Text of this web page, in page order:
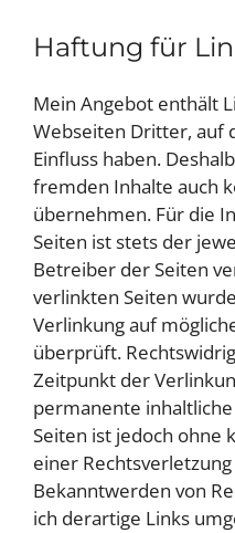
Haftung für
Mein Angebot enthält
Webseiten Dritter, auf
Einfluss haben.
fremden Inhalte auch
übernehmen. Für die
Seiten ist stets der
Betreiber der Seiten
verlinkten Seiten
Verlinkung auf
überprüft.
Zeitpunkt der
permanente
Seiten ist jedoch ohne
einer
Bekanntwerden von
ich derartige Links